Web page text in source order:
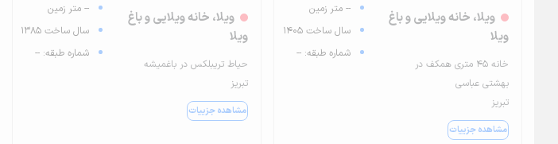
ویلا، خانه ویلایی و باغ
ویلا
خانه ۴۵ متری همکف در
بهشتی عباسی
تبریز
مشاهده جزییات
-- متر زمین
سال ساخت 1405
شماره طبقه: --
ویلا، خانه ویلایی و باغ
ویلا
حیاط تریبلکس در باغمیشه
تبریز
مشاهده جزییات
-- متر زمین
سال ساخت 1385
شماره طبقه: --